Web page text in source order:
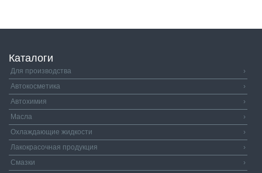
Каталоги
Для производства
›
Автокосметика
›
Автохимия
›
Масла
›
Охлаждающие жидкости
›
Лакокрасочная продукция
›
Смазки
›